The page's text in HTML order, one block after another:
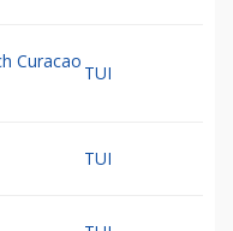
Curacao
TUI
TUI